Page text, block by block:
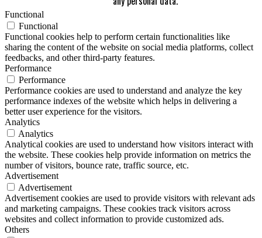
Functional
Functional
Functional cookies help to perform certain functionalities like
sharing the content of the website on social media platforms, collect
feedbacks, and other third-party features.
Performance
Performance
Performance cookies are used to understand and analyze the key
performance indexes of the website which helps in delivering a
better user experience for the visitors.
Analytics
Analytics
Analytical cookies are used to understand how visitors interact with
the website. These cookies help provide information on metrics the
number of visitors, bounce rate, traffic source, etc.
Advertisement
Advertisement
Advertisement cookies are used to provide visitors with relevant ads
and marketing campaigns. These cookies track visitors across
websites and collect information to provide customized ads.
Others